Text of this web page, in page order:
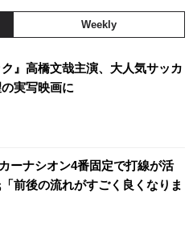
Weekly
ク』高橋文哉主演、大人気サッカ
実写映画に
ーナシオン4番固定で打線が活
前後の流れがすごく良くなりま